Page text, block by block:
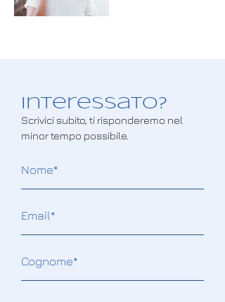
Interessato?
Scrivici subito, ti risponderemo nel
minor tempo possibile.